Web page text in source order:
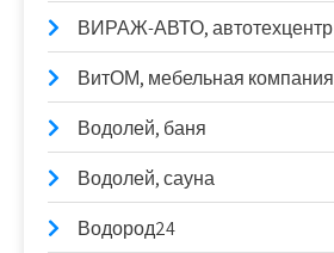
ВИРАЖ-АВТО, автотехцентр
ВитОМ, мебельная компания
Водолей, баня
Водолей, сауна
Водород24